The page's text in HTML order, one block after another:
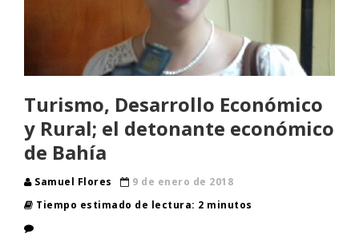
Turismo, Desarrollo Económico
y Rural; el detonante económico
de Bahía
Samuel Flores
9 de enero de 2018
Tiempo estimado de lectura: 2 minutos